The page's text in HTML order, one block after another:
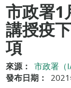
市政署1
講授疫
項
來源：
市政署（
發布日期：